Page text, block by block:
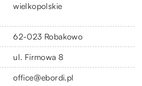
wielkopolskie
62-023 Robakowo
ul. Firmowa 8
office@ebordi.pl